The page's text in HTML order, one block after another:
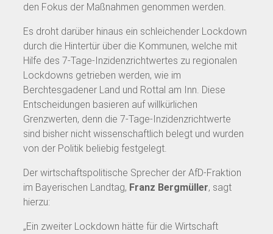
den Fokus der Maßnahmen genommen werden.
Es droht darüber hinaus ein schleichender Lockdown
durch die Hintertür über die Kommunen, welche mit
Hilfe des 7-Tage-Inzidenzrichtwertes zu regionalen
Lockdowns getrieben werden, wie im
Berchtesgadener Land und Rottal am Inn. Diese
Entscheidungen basieren auf willkürlichen
Grenzwerten, denn die 7-Tage-Inzidenzrichtwerte
sind bisher nicht wissenschaftlich belegt und wurden
von der Politik beliebig festgelegt.
Der wirtschaftspolitische Sprecher der AfD-Fraktion
im Bayerischen Landtag, Franz Bergmüller, sagt
hierzu:
„Ein zweiter Lockdown hätte für die Wirtschaft